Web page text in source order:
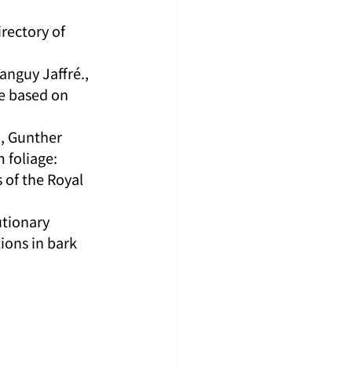
of
Jaffré.,
based on
Gunther
foliage:
the Royal
in bark